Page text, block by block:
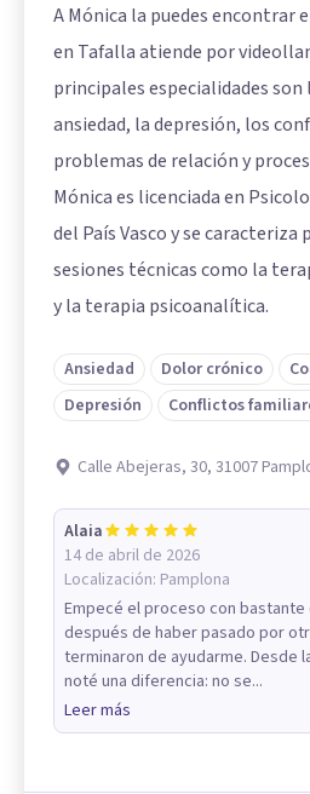
A Mónica la puedes encontrar
en Tafalla atiende por
principales especialidades
ansiedad, la depresión, los
problemas de relación y
Mónica es licenciada en
del País Vasco y se caracteriza
sesiones técnicas como la
y la terapia psicoanalítica.
Ansiedad Dolor crónico
Depresión
Conflictos
Calle Abejeras, 30, 31007
Alaia
14 de abril de 2026
Localización: Pamplona
Empecé el proceso con
después de haber pasado por
terminaron de ayudarme. Desde
noté una diferencia: no se...
Leer más